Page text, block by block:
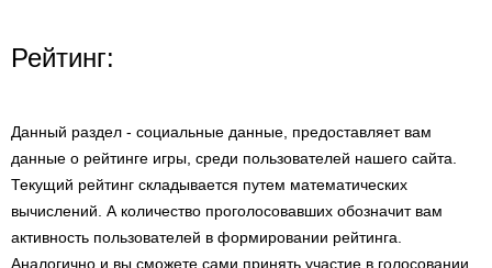
Рейтинг:
Данный раздел - социальные данные, предоставляет вам
данные о рейтинге игры, среди пользователей нашего сайта.
Текущий рейтинг складывается путем математических
вычислений. А количество проголосовавших обозначит вам
активность пользователей в формировании рейтинга.
Аналогично и вы сможете сами принять участие в голосовании